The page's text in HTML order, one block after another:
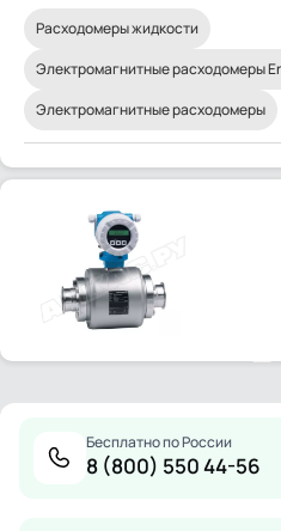
Расходомеры жидкости
Электромагнитные расходомеры
Электромагнитные расходомеры
Бесплатно по России
8 (800) 550 44-56